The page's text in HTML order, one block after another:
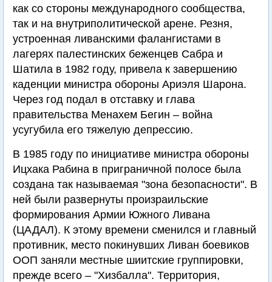
как со стороны международного сообщества,
так и на внутриполитической арене. Резня,
устроенная ливанскими фалангистами в
лагерях палестинских беженцев Сабра и
Шатила в 1982 году, привела к завершению
каденции министра обороны Ариэля Шарона.
Через год подал в отставку и глава
правительства Менахем Бегин – война
усугубила его тяжелую депрессию.
В 1985 году по инициативе министра обороны
Ицхака Рабина в приграничной полосе была
создана так называемая "зона безопасности". В
ней были развернуты произраильские
формирования Армии Южного Ливана
(ЦАДАЛ). К этому времени сменился и главный
противник, место покинувших Ливан боевиков
ООП заняли местные шиитские группировки,
прежде всего – "Хизбалла". Территория,